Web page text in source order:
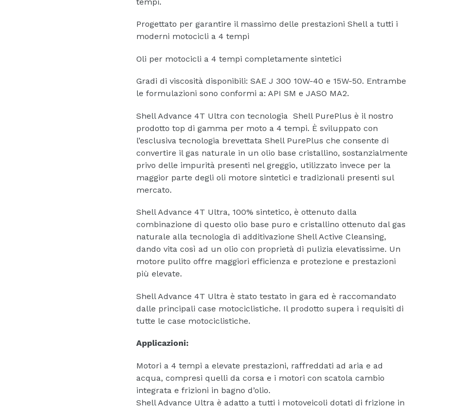
Progettato per garantire il massimo delle prestazioni Shell a tutti i
moderni motocicli a 4 tempi
Oli per motocicli a 4 tempi completamente sintetici
Gradi di viscosità disponibili: SAE J 300 10W-40 e 15W-50. Entrambe
le formulazioni sono conformi a: API SM e JASO MA2.
Shell Advance 4T Ultra con tecnologia Shell PurePlus è il nostro
prodotto top di gamma per moto a 4 tempi. È sviluppato con
l’esclusiva tecnologia brevettata Shell PurePlus che consente di
convertire il gas naturale in un olio base cristallino, sostanzialmente
privo delle impurità presenti nel greggio, utilizzato invece per la
maggior parte degli oli motore sintetici e tradizionali presenti sul
mercato.
Shell Advance 4T Ultra, 100% sintetico, è ottenuto dalla
combinazione di questo olio base puro e cristallino ottenuto dal gas
naturale alla tecnologia di additivazione Shell Active Cleansing,
dando vita così ad un olio con proprietà di pulizia elevatissime. Un
motore pulito offre maggiori efficienza e protezione e prestazioni
più elevate.
Shell Advance 4T Ultra è stato testato in gara ed è raccomandato
dalle principali case motociclistiche. Il prodotto supera i requisiti di
tutte le case motociclistiche.
Applicazioni:
Motori a 4 tempi a elevate prestazioni, raffreddati ad aria e ad
acqua, compresi quelli da corsa e i motori con scatola cambio
integrata e frizioni in bagno d’olio.
Shell Advance Ultra è adatto a tutti i motoveicoli dotati di frizione in